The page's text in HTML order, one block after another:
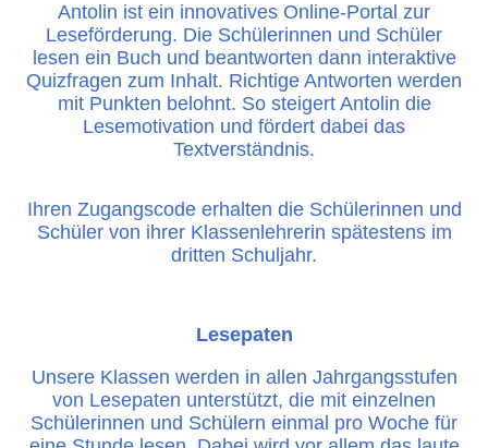
Antolin ist ein innovatives Online-Portal zur
Leseförderung. Die Schülerinnen und Schüler
lesen ein Buch und beantworten dann interaktive
Quizfragen zum Inhalt. Richtige Antworten werden
mit Punkten belohnt. So steigert Antolin die
Lesemotivation und fördert dabei das
Textverständnis.
Ihren Zugangscode erhalten die Schülerinnen und
Schüler von ihrer Klassenlehrerin spätestens im
dritten Schuljahr.
Lesepaten
Unsere Klassen werden in allen Jahrgangsstufen
von Lesepaten unterstützt, die mit einzelnen
Schülerinnen und Schülern einmal pro Woche für